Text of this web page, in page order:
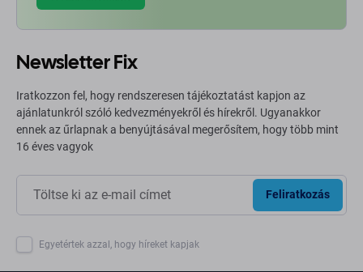
Newsletter Fix
Iratkozzon fel, hogy rendszeresen tájékoztatást kapjon az
ajánlatunkról szóló kedvezményekről és hírekről. Ugyanakkor
ennek az űrlapnak a benyújtásával megerősítem, hogy több mint
16 éves vagyok
Feliratkozás
Egyetértek azzal, hogy híreket kapjak